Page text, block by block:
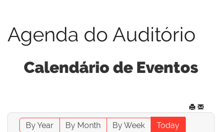
Agenda do Auditório
Calendário de Eventos
By Year By Month By Week
Today